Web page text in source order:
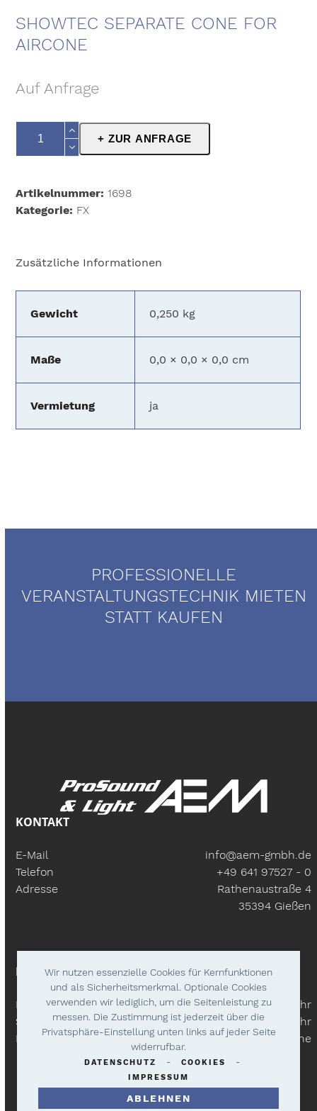
Wir nutzen essenzielle Cookies für Kernfunktionen
und als Sicherheitsmerkmal. Optionale Cookies
verwenden wir lediglich, um die Seitenleistung zu
messen. Die Zustimmung ist jederzeit über die
Privatsphäre-Einstellung unten links auf jeder Seite
widerrufbar.
DATENSCHUTZ - COOKIES -
IMPRESSUM
ABLEHNEN
SHOWTEC SEPARATE CONE FOR
AIRCONE
Auf Anfrage
Separate
Aircone
Menge
+ ZUR ANFRAGE
Artikelnummer:1698
Kategorie: FX
Zusätzliche Informationen
Gewicht 0,250 kg
Maße 0,0 × 0,0 × 0,0 cm
Vermietung ja
PROFESSIONELLE
VERANSTALTUNGSTECHNIK MIETEN
STATT KAUFEN
KONTAKT
E-Mail
info@aem-gmbh.de
Telefon
+49 641 97527 - 0
Adresse
Rathenaustraße 4
35394 Gießen
BÜROZEITEN
Mo – Fr:
9.30 Uhr - 18.00 Uhr
Samstags
9.30 Uhr - 14.00 Uhr
Lieferzeiten
Nach Absprache